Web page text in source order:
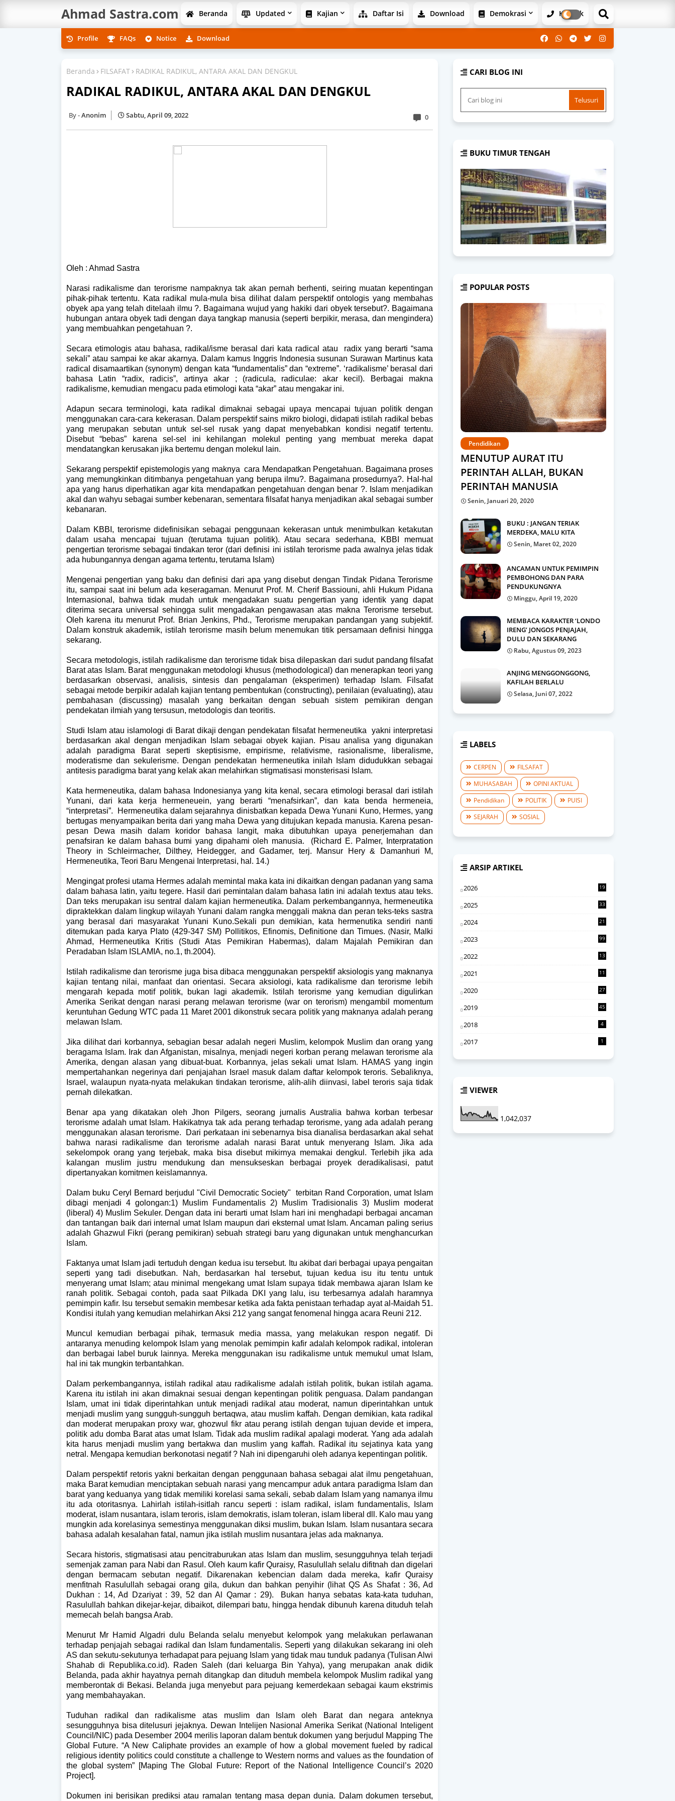
Ahmad Sastra.com Beranda Updated Kajian Daftar Isi Download Demokrasi Kontak
Profile FAQs Notice Download
Beranda FILSAFAT RADIKAL RADIKUL, ANTARA AKAL DAN DENGKUL
RADIKAL RADIKUL, ANTARA AKAL DAN DENGKUL
Anonim Sabtu, April 09, 2022 0
Oleh : Ahmad Sastra
Narasi radikalisme dan terorisme nampaknya tak akan pernah berhenti, seiring muatan kepentingan
pihak-pihak tertentu. Kata radikal mula-mula bisa dilihat dalam perspektif ontologis yang membahas
obyek apa yang telah ditelaah ilmu ?. Bagaimana wujud yang hakiki dari obyek tersebut?. Bagaimana
hubungan antara obyek tadi dengan daya tangkap manusia (seperti berpikir, merasa, dan mengindera)
yang membuahkan pengetahuan ?.
Secara etimologis atau bahasa, radikal/isme berasal dari kata radical atau
radix yang berarti “sama
sekali” atau sampai ke akar akarnya. Dalam kamus Inggris Indonesia susunan Surawan Martinus kata
radical disamaartikan (synonym) dengan kata “fundamentalis” dan “extreme”. ‘radikalisme’ berasal dari
bahasa Latin “radix, radicis”, artinya akar ; (radicula, radiculae: akar kecil). Berbagai makna
radikalisme, kemudian mengacu pada etimologi kata “akar” atau mengakar ini.
Adapun secara terminologi, kata radikal dimaknai sebagai upaya mencapai tujuan politik dengan
menggunakan cara-cara kekerasan. Dalam perspektif sains mikro biologi, didapati istilah radikal bebas
yang merupakan sebutan untuk sel-sel rusak yang dapat menyebabkan kondisi negatif tertentu.
Disebut “bebas” karena sel-sel ini kehilangan molekul penting yang membuat mereka dapat
mendatangkan kerusakan jika bertemu dengan molekul lain.
Sekarang perspektif epistemologis yang maknya cara Mendapatkan Pengetahuan. Bagaimana proses
yang memungkinkan ditimbanya pengetahuan yang berupa ilmu?. Bagaimana prosedurnya?. Hal-hal
apa yang harus diperhatikan agar kita mendapatkan pengetahuan dengan benar ?. Islam menjadikan
akal dan wahyu sebagai sumber kebenaran, sementara filsafat hanya menjadikan akal sebagai sumber
kebanaran.
Dalam KBBI, terorisme didefinisikan sebagai penggunaan kekerasan untuk menimbulkan ketakutan
dalam usaha mencapai tujuan (terutama tujuan politik). Atau secara sederhana, KBBI memuat
pengertian terorisme sebagai tindakan teror (dari definisi ini istilah terorisme pada awalnya jelas tidak
ada hubungannya dengan agama tertentu, terutama Islam)
Mengenai pengertian yang baku dan definisi dari apa yang disebut dengan Tindak Pidana Terorisme
itu, sampai saat ini belum ada keseragaman. Menurut Prof. M. Cherif Bassiouni, ahli Hukum Pidana
Internasional, bahwa tidak mudah untuk mengadakan suatu pengertian yang identik yang dapat
diterima secara universal sehingga sulit mengadakan pengawasan atas makna Terorisme tersebut.
Oleh karena itu menurut Prof. Brian Jenkins, Phd., Terorisme merupakan pandangan yang subjektif.
Dalam konstruk akademik, istilah terorisme masih belum menemukan titik persamaan definisi hingga
sekarang.
Secara metodologis, istilah radikalisme dan terorisme tidak bisa dilepaskan dari sudut pandang filsafat
Barat atas Islam. Barat menggunakan metodologi khusus (methodological) dan menerapkan teori yang
berdasarkan observasi, analisis, sintesis dan pengalaman (eksperimen) terhadap Islam. Filsafat
sebagai metode berpikir adalah kajian tentang pembentukan (constructing), penilaian (evaluating), atau
pembahasan (discussing) masalah yang berkaitan dengan sebuah sistem pemikiran dengan
pendekatan ilmiah yang tersusun, metodologis dan teoritis.
Studi Islam atau islamologi di Barat dikaji dengan pendekatan filsafat hermeneutika
yakni interpretasi
berdasarkan akal dengan menjadikan Islam sebagai obyek kajian. Pisau analisa yang digunakan
adalah paradigma Barat seperti skeptisisme, empirisme, relativisme, rasionalisme, liberalisme,
moderatisme dan sekulerisme. Dengan pendekatan hermeneutika inilah Islam didudukkan sebagai
antitesis paradigma barat yang kelak akan melahirkan stigmatisasi monsterisasi Islam.
Kata hermeneutika, dalam bahasa Indonesianya yang kita kenal, secara etimologi berasal dari istilah
Yunani, dari kata kerja hermeneuein, yang berarti “menafsirkan”, dan kata benda hermeneia,
“interpretasi”.
Hermeneutika dalam sejarahnya dinisbatkan kepada Dewa Yunani Kuno, Hermes, yang
bertugas menyampaikan berita dari yang maha Dewa yang ditujukan kepada manusia. Karena pesan-
pesan Dewa masih dalam koridor bahasa langit, maka dibutuhkan upaya penerjemahan dan
penafsiran ke dalam bahasa bumi yang dipahami oleh manusia.
(Richard E. Palmer, Interpratation
Theory in Schleirmacher, Dilthey, Heidegger, and Gadamer, terj. Mansur Hery & Damanhuri M,
Hermeneutika, Teori Baru Mengenai Interpretasi, hal. 14.)
Mengingat profesi utama Hermes adalah memintal maka kata ini dikaitkan dengan padanan yang sama
dalam bahasa latin, yaitu tegere. Hasil dari pemintalan dalam bahasa latin ini adalah textus atau teks.
Dan teks merupakan isu sentral dalam kajian hermeneutika. Dalam perkembangannya, hermeneutika
dipraktekkan dalam lingkup wilayah Yunani dalam rangka menggali makna dan peran teks-teks sastra
yang berasal dari masyarakat Yunani Kuno.Sekali pun demikian, kata hermenutika sendiri nanti
ditemukan pada karya Plato (429-347 SM) Pollitikos, Efinomis, Definitione dan Timues. (Nasir, Malki
Ahmad, Hermeneutika Kritis (Studi Atas Pemikiran Habermas), dalam Majalah Pemikiran dan
Peradaban Islam ISLAMIA, no.1, th.2004).
Istilah radikalisme dan terorisme juga bisa dibaca menggunakan perspektif aksiologis yang maknanya
kajian tentang nilai, manfaat dan orientasi. Secara aksiologi, kata radikalisme dan terorisme lebih
mengarah kepada motif politik, bukan lagi akademik. Istilah terorisme yang kemudian digulirkan
Amerika Serikat dengan narasi perang melawan terorisme (war on terorism) mengambil momentum
keruntuhan Gedung WTC pada 11 Maret 2001 dikonstruk secara politik yang maknanya adalah perang
melawan Islam.
Jika dilihat dari korbannya, sebagian besar adalah negeri Muslim, kelompok Muslim dan orang yang
beragama Islam. Irak dan Afganistan, misalnya, menjadi negeri korban perang melawan terorisme ala
Amerika, dengan alasan yang dibuat-buat. Korbannya, jelas sekali umat Islam. HAMAS yang ingin
mempertahankan negerinya dari penjajahan Israel masuk dalam daftar kelompok teroris. Sebaliknya,
Israel, walaupun nyata-nyata melakukan tindakan terorisme, alih-alih diinvasi, label teroris saja tidak
pernah dilekatkan.
Benar apa yang dikatakan oleh Jhon Pilgers, seorang jurnalis Australia bahwa korban terbesar
terorisme adalah umat Islam. Hakikatnya tak ada perang terhadap terorisme, yang ada adalah perang
menggunakan alasan terorisme.
Dari perkataan ini sebenarnya bisa dianalisa berdasarkan akal sehat
bahwa narasi radikalisme dan terorisme adalah narasi Barat untuk menyerang Islam. Jika ada
sekelompok orang yang terjebak, maka bisa disebut mikirnya memakai dengkul. Terlebih jika ada
kalangan muslim justru mendukung dan mensukseskan berbagai proyek deradikalisasi, patut
dipertanyakan komitmen keislamannya.
Dalam buku Ceryl Bernard berjudul "Civil Democratic Society"
terbitan Rand Corporation, umat Islam
dibagi menjadi 4 golongan:1) Muslim Fundamentalis 2) Muslim Tradisionalis 3) Muslim moderat
(liberal) 4) Muslim Sekuler. Dengan data ini berarti umat Islam hari ini menghadapi berbagai ancaman
dan tantangan baik dari internal umat Islam maupun dari eksternal umat Islam. Ancaman paling serius
adalah Ghazwul Fikri (perang pemikiran) sebuah strategi baru yang digunakan untuk menghancurkan
Islam.
Faktanya umat Islam jadi tertuduh dengan kedua isu tersebut. Itu akibat dari berbagai upaya pengaitan
seperti yang tadi disebutkan. Nah, berdasarkan hal tersebut, tujuan kedua isu itu tentu untuk
menyerang umat Islam; atau minimal mengekang umat Islam supaya tidak membawa ajaran Islam ke
ranah politik. Sebagai contoh, pada saat Pilkada DKI yang lalu, isu terbesarnya adalah haramnya
pemimpin kafir. Isu tersebut semakin membesar ketika ada fakta penistaan terhadap ayat al-Maidah 51.
Kondisi itulah yang kemudian melahirkan Aksi 212 yang sangat fenomenal hingga acara Reuni 212.
Muncul kemudian berbagai pihak, termasuk media massa, yang melakukan respon negatif. Di
antaranya menuding kelompok Islam yang menolak pemimpin kafir adalah kelompok radikal, intoleran
dan berbagai label buruk lainnya. Mereka menggunakan isu radikalisme untuk memukul umat Islam,
hal ini tak mungkin terbantahkan.
Dalam perkembangannya, istilah radikal atau radikalisme adalah istilah politik, bukan istilah agama.
Karena itu istilah ini akan dimaknai sesuai dengan kepentingan politik penguasa. Dalam pandangan
Islam, umat ini tidak diperintahkan untuk menjadi radikal atau moderat, namun diperintahkan untuk
menjadi muslim yang sungguh-sungguh bertaqwa, atau muslim kaffah. Dengan demikian, kata radikal
dan moderat merupakan proxy war, ghozwul fikr atau perang istilah dengan tujuan devide et impera,
politik adu domba Barat atas umat Islam. Tidak ada muslim radikal apalagi moderat. Yang ada adalah
kita harus menjadi muslim yang bertakwa dan muslim yang kaffah. Radikal itu sejatinya kata yang
netral. Mengapa kemudian berkonotasi negatif ? Nah ini dipengaruhi oleh adanya kepentingan politik.
Dalam perspektif retoris yakni berkaitan dengan penggunaan bahasa sebagai alat ilmu pengetahuan,
maka Barat kemudian menciptakan sebuah narasi yang mencampur aduk antara paradigma Islam dan
barat yang keduanya yang tidak memiliki korelasi sama sekali, sebab dalam Islam yang namanya ilmu
itu ada otoritasnya. Lahirlah istilah-isitlah rancu seperti : islam radikal, islam fundamentalis, Islam
moderat, islam nusantara, islam teroris, islam demokratis, islam toleran, islam liberal dll. Kalo mau yang
mungkin ada korelasinya semestinya menggunakan diksi muslim, bukan Islam. Islam nusantara secara
bahasa adalah kesalahan fatal, namun jika istilah muslim nusantara jelas ada maknanya.
Secara historis, stigmatisasi atau pencitraburukan atas Islam dan muslim, sesungguhnya telah terjadi
semenjak zaman para Nabi dan Rasul. Oleh kaum kafir Quraisy, Rasulullah selalu difitnah dan digelari
dengan bermacam sebutan negatif. Dikarenakan kebencian dalam dada mereka, kafir Quraisy
menfitnah Rasulullah sebagai orang gila, dukun dan bahkan penyihir (lihat QS As Shafat : 36, Ad
Dukhan : 14, Ad Dzariyat : 39, 52 dan Al Qamar : 29).
Bukan hanya sebatas kata-kata tuduhan,
Rasulullah bahkan dikejar-kejar, dibaikot, dilempari batu, hingga hendak dibunuh karena dituduh telah
memecah belah bangsa Arab.
Menurut Mr Hamid Algadri dulu Belanda selalu menyebut kelompok yang melakukan perlawanan
terhadap penjajah sebagai radikal dan Islam fundamentalis. Seperti yang dilakukan sekarang ini oleh
AS dan sekutu-sekutunya terhadapat para pejuang Islam yang tidak mau tunduk padanya (Tulisan Alwi
Shahab di Republika.co.id). Raden Saleh (dari keluarga Bin Yahya), yang merupakan anak didik
Belanda, pada akhir hayatnya pernah ditangkap dan dituduh membela kelompok Muslim radikal yang
memberontak di Bekasi. Belanda juga menyebut para pejuang kemerdekaan sebagai kaum ekstrimis
yang membahayakan.
Tuduhan radikal dan radikalisme atas muslim dan Islam oleh Barat dan negara anteknya
sesungguhnya bisa ditelusuri jejaknya. Dewan Intelijen Nasional Amerika Serikat (National Inteligent
Council/NIC) pada Desember 2004 merilis laporan dalam bentuk dokumen yang berjudul Mapping The
Global Future. “A New Caliphate provides an example of how a global movement fueled by radical
religious identity politics could constitute a challenge to Western norms and values as the foundation of
the global system” [Maping The Global Future: Report of the National Intelligence Council’s 2020
Project].
Dokumen ini berisikan prediksi atau ramalan tentang masa depan dunia. Dalam dokumen tersebut,
CARI BLOG INI
BUKU TIMUR TENGAH
POPULAR POSTS
Pendidikan
MENUTUP AURAT ITU
PERINTAH ALLAH, BUKAN
PERINTAH MANUSIA
Senin, Januari 20, 2020
BUKU : JANGAN TERIAK
MERDEKA, MALU KITA
Senin, Maret 02, 2020
ANCAMAN UNTUK PEMIMPIN
PEMBOHONG DAN PARA
PENDUKUNGNYA
Minggu, April 19, 2020
MEMBACA KARAKTER ‘LONDO
IRENG’ JONGOS PENJAJAH,
DULU DAN SEKARANG
Rabu, Agustus 09, 2023
ANJING MENGGONGGONG,
KAFILAH BERLALU
Selasa, Juni 07, 2022
LABELS
CERPEN
FILSAFAT
MUHASABAH
OPINI AKTUAL
Pendidikan
POLITIK
PUISI
SEJARAH
SOSIAL
ARSIP ARTIKEL
2026
19
2025
33
2024
21
2023 99
2022
13
2021
11
2020
27
2019 45
2018 4
2017 1
VIEWER
1,042,037